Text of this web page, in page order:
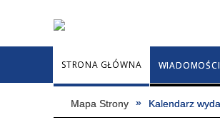
STRONA GŁÓWNA WIADOMOŚCI
Mapa Strony Kalendarz